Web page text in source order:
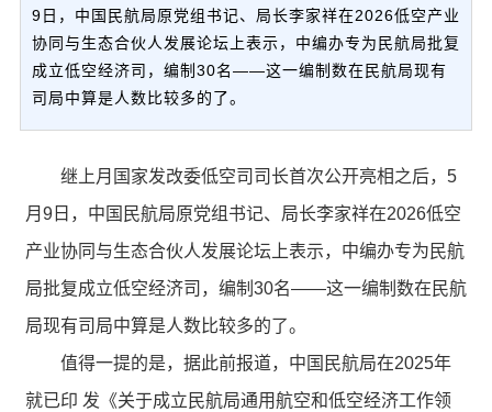
9日，中国民航局原党组书记、局长李家祥在2026低空产业
协同与生态合伙人发展论坛上表示，中编办专为民航局批复
成立低空经济司，编制30名——这一编制数在民航局现有
司局中算是人数比较多的了。
继上月国家发改委低空司司长首次公开亮相之后，5
月9日，中国民航局原党组书记、局长李家祥在2026低空
产业协同与生态合伙人发展论坛上表示，中编办专为民航
局批复成立低空经济司，编制30名——这一编制数在民航
局现有司局中算是人数比较多的了。
值得一提的是，据此前报道，中国民航局在2025年
就已印 发《关于成立民航局通用航空和低空经济工作领